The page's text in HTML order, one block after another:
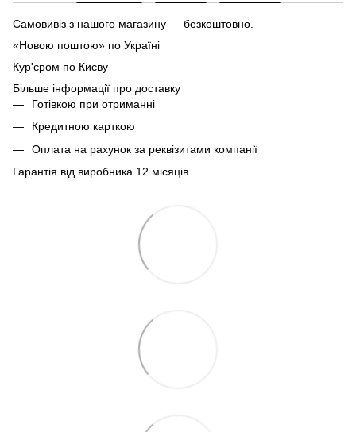
Самовивіз з нашого магазину — безкоштовно.
«Новою поштою» по Україні
Кур'єром по Києву
Більше інформації про доставку
Готівкою при отриманні
Кредитною карткою
Оплата на рахунок за реквізитами компанії
Гарантія від виробника 12 місяців